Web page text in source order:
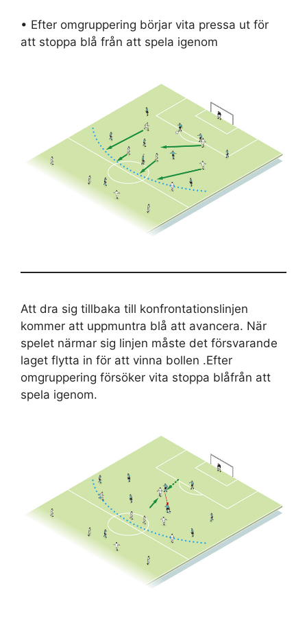
• Efter omgruppering börjar vita pressa ut för
att stoppa blå från att spela igenom
Att dra sig tillbaka till konfrontationslinjen
kommer att uppmuntra blå att avancera. När
spelet närmar sig linjen måste det försvarande
laget flytta in för att vinna bollen .Efter
omgruppering försöker vita stoppa blåfrån att
spela igenom.